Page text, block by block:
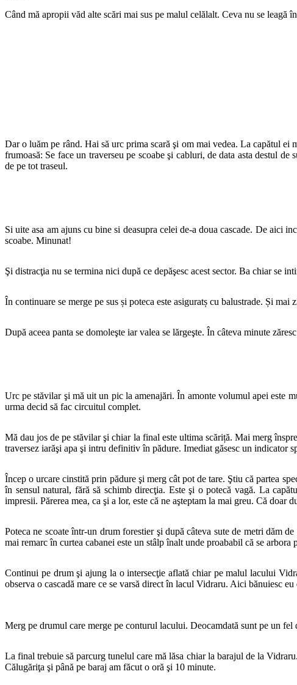
Când mă apropii văd alte scări mai sus pe malul celălalt. Ceva nu se leagă
Dar o luăm pe rând. Hai să urc prima scară şi om mai vedea. La capătul ei
frumoasă: Se face un traverseu pe scoabe şi cabluri, de data asta destul
de pe tot traseul.
Si uite asa am ajuns cu bine si deasupra celei de-a doua cascade. De aici
scoabe. Minunat!
Şi distracţia nu se termina nici după ce depăşesc acest sector. Ba chiar se
În continuare se merge pe sus și poteca este asiguratș cu balustrade. Și mai
După aceea panta se domoleşte iar valea se lărgeşte. În câteva minute
Urc pe stăvilar şi mă uit un pic la amenajări. În amonte volumul apei este
urma decid să fac circuitul complet.
Mă dau jos de pe stăvilar şi chiar la final este ultima scăriță. Mai merg
traversez iarăşi apa şi intru definitiv în pădure. Imediat găsesc un indicator
Încep o urcare cinstită prin pădure şi merg cât pot de tare. Ştiu că partea
în sensul natural, fără să schimb direcţia. Este şi o potecă vagă. La
impresii. Părerea mea, ca şi a lor, este că ne aşteptam la mai greu. Că doar
Poteca ne scoate într-un drum forestier şi după câteva sute de metri dăm
mai remarc în curtea cabanei este un stâlp înalt unde proababil că se
Continui pe drum şi ajung la o intersecţie aflată chiar pe malul lacului
observa o cascadă mare ce se varsă direct în lacul Vidraru. Aici bănuiesc
Merg pe drumul care merge pe conturul lacului. Deocamdată sunt pe un
La final trebuie să parcurg tunelul care mă lăsa chiar la barajul de la
Călugăriţa şi până pe baraj am făcut o oră şi 10 minute.